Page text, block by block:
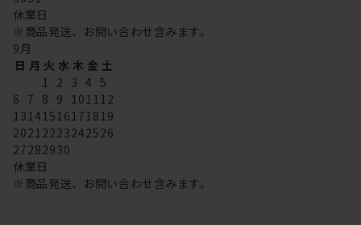
休業日
※商品発送、お問い合わせ含みます。
9月
日 月 火 水 木 金 土
1 2 3 4 5
6 7 8 9 101112
13141516171819
20212223242526
27282930
休業日
※商品発送、お問い合わせ含みます。